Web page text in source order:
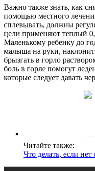
Важно также знать, как
помощью местного
сплевывать, должны
цели применяют теплый
Маленькому ребенку до
малыша на руки,
брызгать в горло
боль в горле помогут
которые следует давать
Читайте также:
Что делать, если